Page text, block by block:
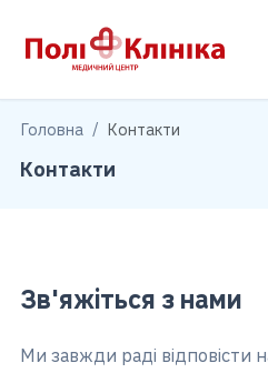
Головна Контакти
Контакти
Зв'яжіться з нами
Ми завжди раді відповісти